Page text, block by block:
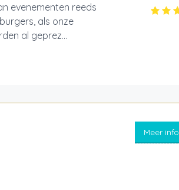
evenementen reeds
als onze
al geprez...
Meer info